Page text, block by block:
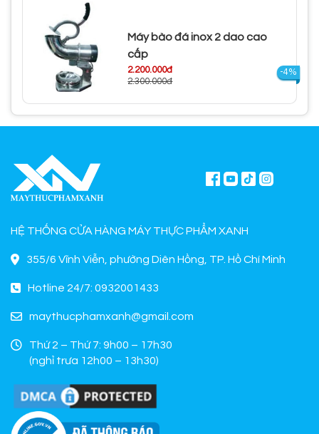
Máy bào đá inox 2 dao cao
cấp
2.200.000đ
2.300.000đ
-4%
HỆ THỐNG CỬA HÀNG MÁY THỰC PHẨM XANH
355/6 Vĩnh Viễn, phường Diên Hồng, TP. Hồ Chí Minh
Hotline 24/7: 0932001433
maythucphamxanh@gmail.com
Thứ 2 – Thứ 7: 9h00 – 17h30
(nghỉ trưa 12h00 – 13h30)